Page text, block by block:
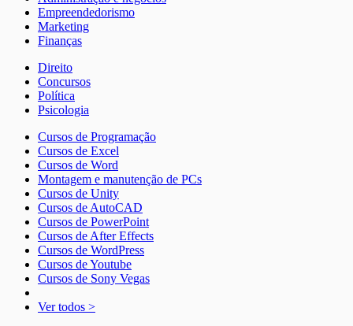
Empreendedorismo
Marketing
Finanças
Direito
Concursos
Política
Psicologia
Cursos de Programação
Cursos de Excel
Cursos de Word
Montagem e manutenção de PCs
Cursos de Unity
Cursos de AutoCAD
Cursos de PowerPoint
Cursos de After Effects
Cursos de WordPress
Cursos de Youtube
Cursos de Sony Vegas
Ver todos >